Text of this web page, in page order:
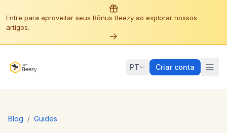
Entre para aproveitar seus Bônus Beezy ao explorar nossos
artigos.
PT Criar conta
Blog / Guides